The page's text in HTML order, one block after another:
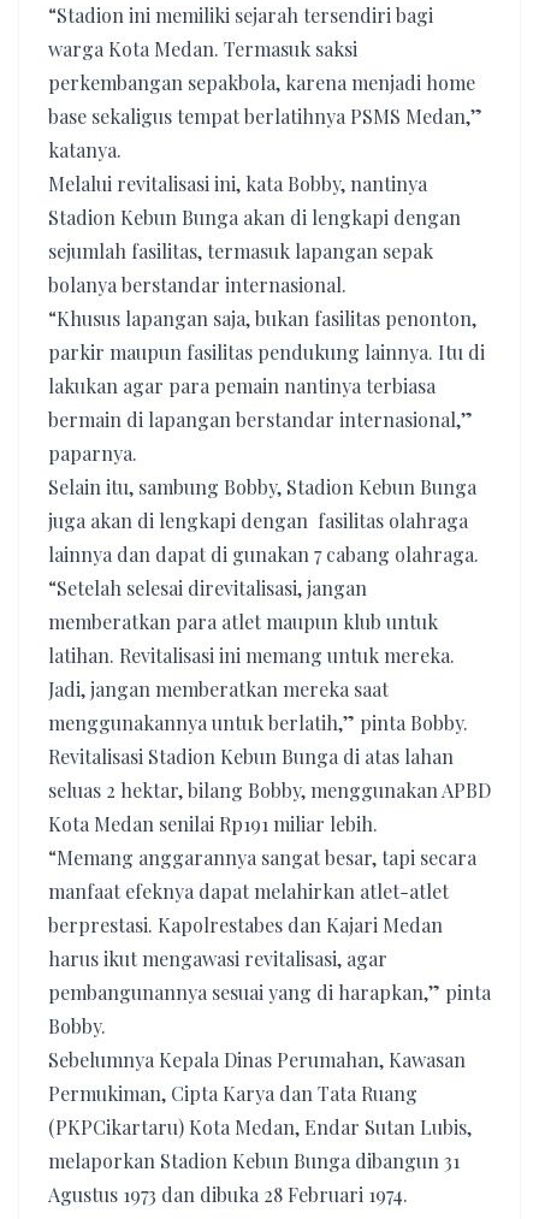
“Stadion ini memiliki sejarah tersendiri bagi
warga Kota Medan. Termasuk saksi
perkembangan sepakbola, karena menjadi home
base sekaligus tempat berlatihnya PSMS Medan,”
katanya.
Melalui revitalisasi ini, kata Bobby, nantinya
Stadion Kebun Bunga akan di lengkapi dengan
sejumlah fasilitas, termasuk lapangan sepak
bolanya berstandar internasional.
“Khusus lapangan saja, bukan fasilitas penonton,
parkir maupun fasilitas pendukung lainnya. Itu di
lakukan agar para pemain nantinya terbiasa
bermain di lapangan berstandar internasional,”
paparnya.
Selain itu, sambung Bobby, Stadion Kebun Bunga
juga akan di lengkapi dengan fasilitas olahraga
lainnya dan dapat di gunakan 7 cabang olahraga.
“Setelah selesai direvitalisasi, jangan
memberatkan para atlet maupun klub untuk
latihan. Revitalisasi ini memang untuk mereka.
Jadi, jangan memberatkan mereka saat
menggunakannya untuk berlatih,” pinta Bobby.
Revitalisasi Stadion Kebun Bunga di atas lahan
seluas 2 hektar, bilang Bobby, menggunakan APBD
Kota Medan senilai Rp191 miliar lebih.
“Memang anggarannya sangat besar, tapi secara
manfaat efeknya dapat melahirkan atlet-atlet
berprestasi. Kapolrestabes dan Kajari Medan
harus ikut mengawasi revitalisasi, agar
pembangunannya sesuai yang di harapkan,” pinta
Bobby.
Sebelumnya Kepala Dinas Perumahan, Kawasan
Permukiman, Cipta Karya dan Tata Ruang
(PKPCikartaru) Kota Medan, Endar Sutan Lubis,
melaporkan Stadion Kebun Bunga dibangun 31
Agustus 1973 dan dibuka 28 Februari 1974.